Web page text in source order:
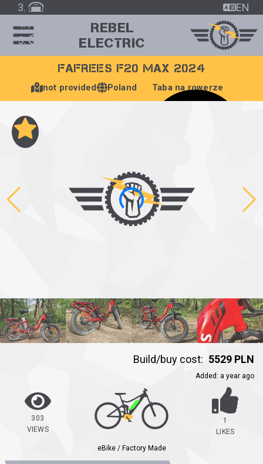
/
EN
REBEL
ELECTRIC
FAFREES F20 MAX 2024
not provided Poland Taba na rowerze
Build/buy cost: 5529 PLN
Added : a year ago
303
VIEWS
eBike / Factory Made
1
LIKES